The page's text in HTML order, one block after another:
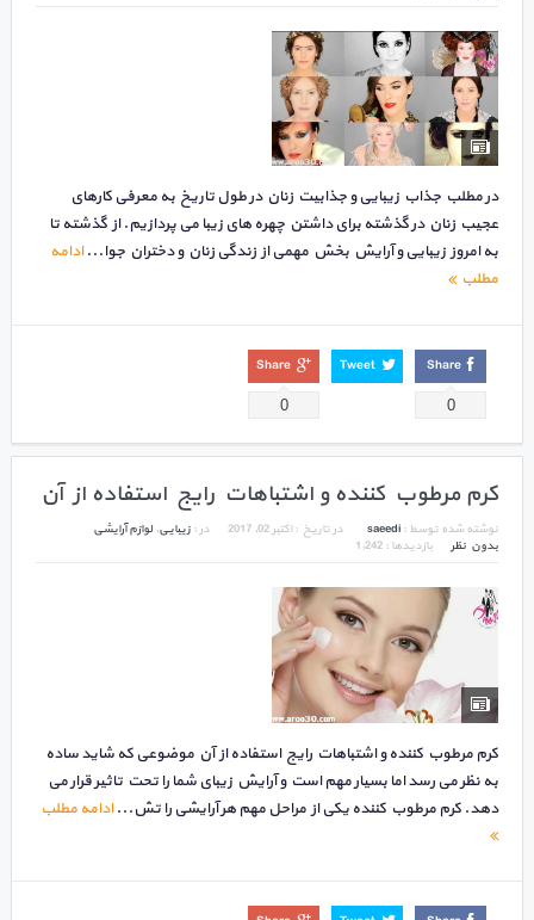
در مطلب جذاب زیبایی و جذابیت زنان در طول تاریخ به معرفی کارهای
عجیب زنان در گذشته برای داشتن چهره های زیبا می پردازیم. از گذشته تا
به امروز زیبایی و آرایش بخش مهمی از زندگی زنان و دختران جوا...ادامه
مطلب
Share
0
Tweet
Share
0
کرم مرطوب کننده و اشتباهات رایج استفاده از آن
نوشته شده توسط : saeedi در تاریخ :اکتبر 02, 2017 در : زیبایی, لوازم آرایشی
بدون نظر
بازدیدها : 1,242
کرم مرطوب کننده و اشتباهات رایج استفاده از آن موضوعی که شاید ساده
به نظر می رسد اما بسیار مهم است و آرایش زیبای شما را تحت تاثیر قرار می
دهد. کرم مرطوب کننده یکی از مراحل مهم هر آرایشی را تش...ادامه مطلب